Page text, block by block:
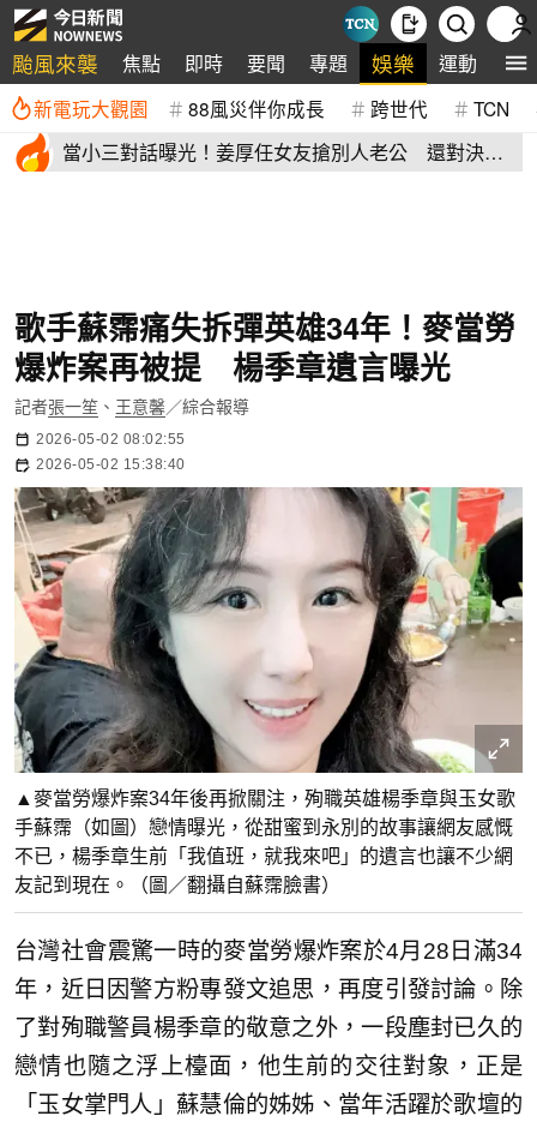
颱風來襲 焦點 即時 要聞 專題 娛樂 運動 全
新電玩大觀園 88風災伴你成長 跨世代 TCN
當小三對話曝光！姜厚任女友搶別人老公 還對決正
歌手蘇霈痛失拆彈英雄34年！麥當勞
爆炸案再被提 楊季章遺言曝光
記者張一笙 、 王意馨／綜合報導
2026-05-02 08:02:55
2026-05-02 15:38:40
▲麥當勞爆炸案34年後再掀關注，殉職英雄楊季章與玉女歌
手蘇霈（如圖）戀情曝光，從甜蜜到永別的故事讓網友感慨
不已，楊季章生前「我值班，就我來吧」的遺言也讓不少網
友記到現在。（圖／翻攝自蘇霈臉書）
台灣社會震驚一時的麥當勞爆炸案於4月28日滿34
年，近日因警方粉專發文追思，再度引發討論。除
了對殉職警員楊季章的敬意之外，一段塵封已久的
戀情也隨之浮上檯面，他生前的交往對象，正是
「玉女掌門人」蘇慧倫的姊姊、當年活躍於歌壇的